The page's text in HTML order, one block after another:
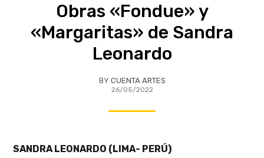
Obras «Fondue» y
«Margaritas» de Sandra
Leonardo
BY CUENTA ARTES
26/05/2022
SANDRA LEONARDO (LIMA- PERÚ)